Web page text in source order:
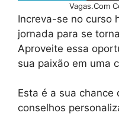
Vagas.Com
Increva-se no curso
jornada para se
Aproveite essa
sua paixão em uma
Esta é a sua
conselhos